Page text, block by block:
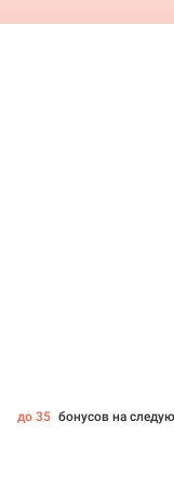
до 35 бонусов на